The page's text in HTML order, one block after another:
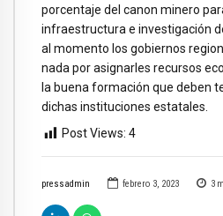
pressadmin febrero 3, 2023 3
porcentaje del canon minero
infraestructura e investigación
al momento los gobiernos
nada por asignarles recursos
la buena formación que deben
dichas instituciones estatales.
Post Views: 4